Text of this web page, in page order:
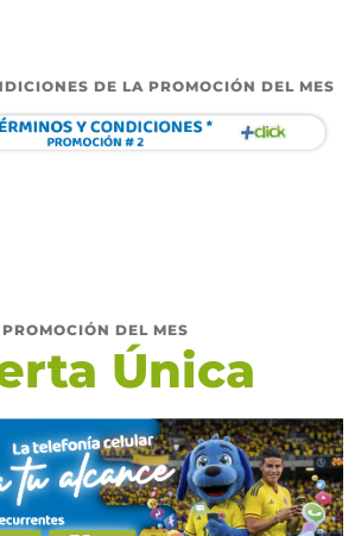
DE LA PROMOCIÓN DEL MES
PROMOCIÓN DEL MES
Única